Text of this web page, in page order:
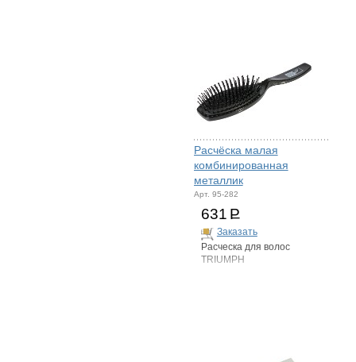
Расчёска малая
комбинированная
металлик
Арт. 95-282
631 Р
Заказать
Расческа для волос
TRIUMPH